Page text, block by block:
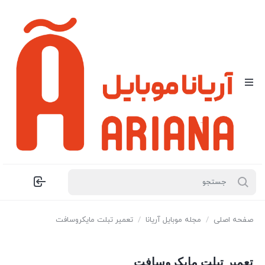
صفحه اصلی / مجله موبایل آریانا / تعمیر تبلت مایکروسافت
تعمیر تبلت مایکروسافت